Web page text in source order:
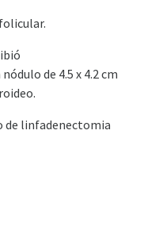
de 4.5 x 4.2 cm
de linfadenectomia